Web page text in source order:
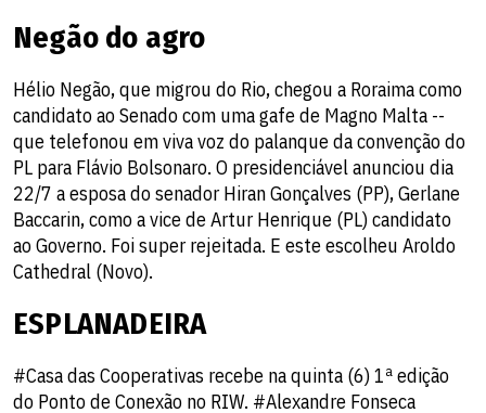
Negão do agro
Hélio Negão, que migrou do Rio, chegou a Roraima como
candidato ao Senado com uma gafe de Magno Malta --
que telefonou em viva voz do palanque da convenção do
PL para Flávio Bolsonaro. O presidenciável anunciou dia
22/7 a esposa do senador Hiran Gonçalves (PP), Gerlane
Baccarin, como a vice de Artur Henrique (PL) candidato
ao Governo. Foi super rejeitada. E este escolheu Aroldo
Cathedral (Novo).
ESPLANADEIRA
#Casa das Cooperativas recebe na quinta (6) 1ª edição
do Ponto de Conexão no RIW. #Alexandre Fonseca